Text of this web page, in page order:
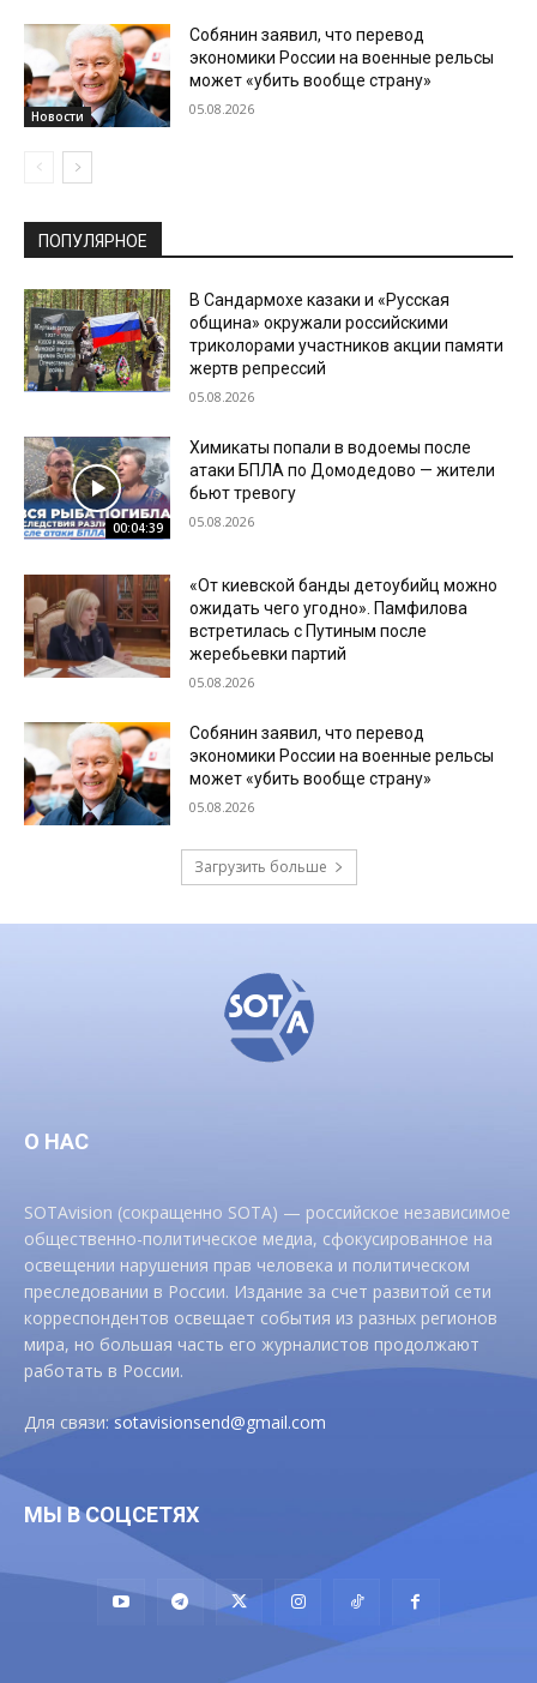
Новости
Собянин заявил, что перевод
экономики России на военные рельсы
может «убить вообще страну»
05.08.2026
ПОПУЛЯРНОЕ
В Сандармохе казаки и «Русская
община» окружали российскими
триколорами участников акции памяти
жертв репрессий
05.08.2026
00:04:39
Химикаты попали в водоемы после
атаки БПЛА по Домодедово — жители
бьют тревогу
05.08.2026
«От киевской банды детоубийц можно
ожидать чего угодно». Памфилова
встретилась с Путиным после
жеребьевки партий
05.08.2026
Собянин заявил, что перевод
экономики России на военные рельсы
может «убить вообще страну»
05.08.2026
Загрузить больше
О НАС
SOTAvision (сокращенно SOTA) — российское независимое
общественно-политическое медиа, сфокусированное на
освещении нарушения прав человека и политическом
преследовании в России. Издание за счет развитой сети
корреспондентов освещает события из разных регионов
мира, но большая часть его журналистов продолжают
работать в России.
Для связи:sotavisionsend@gmail.com
МЫ В СОЦСЕТЯХ